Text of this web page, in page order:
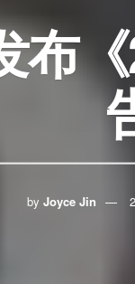
布
by Joyce Jin